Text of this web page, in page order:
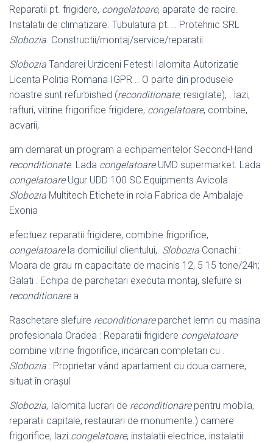
Reparatii pt. frigidere, congelatoare, aparate de racire.
Instalatii de climatizare. Tubulatura pt. .. Protehnic SRL
Slobozia. Constructii/montaj/service/reparatii
Slobozia Tandarei Urziceni Fetesti Ialomita Autorizatie
Licenta Politia Romana IGPR .. O parte din produsele
noastre sunt refurbished (reconditionate, resigilate), . lazi,
rafturi, vitrine frigorifice frigidere, congelatoare, combine,
acvarii,
am demarat un program a echipamentelor Second-Hand
reconditionate. Lada congelatoareUMD supermarket. Lada
congelatoareUgur UDD 100 SC Equipments Avicola
Slobozia Multitech Etichete in rola Fabrica de Ambalaje
Exonia
efectuez reparatii frigidere, combine frigorifice,
congelatoarela domiciliul clientului,. Slobozia Conachi :
Moara de grau rn capacitate de macinis 12, 5 15 tone/24h;
Galati : Echipa de parchetari executa montaj, slefuire si
reconditionarea
Raschetare slefuire reconditionareparchet lemn cu masina
profesionala Oradea : Reparatii frigidere congelatoare
combine vitrine frigorifice, incarcari completari cu .
Slobozia : Proprietar vând apartament cu doua camere,
situat în orașul
Slobozia, Ialomita lucrari de reconditionarepentru mobila,
reparatii capitale, restaurari de monumente.) camere
frigorifice, lazi congelatoare, instalatii electrice, instalatii